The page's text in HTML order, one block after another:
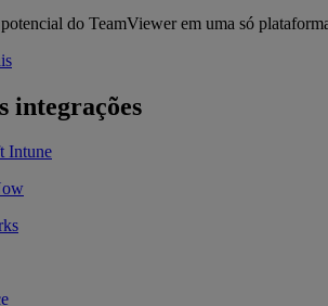
do TeamViewer em uma só
integrações
Intune